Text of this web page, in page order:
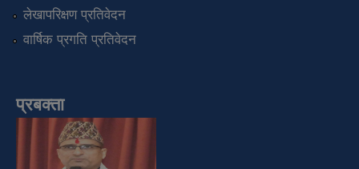
लेखापरिक्षण प्रतिवेदन
वार्षिक प्रगति प्रतिवेदन
प्रबक्ता